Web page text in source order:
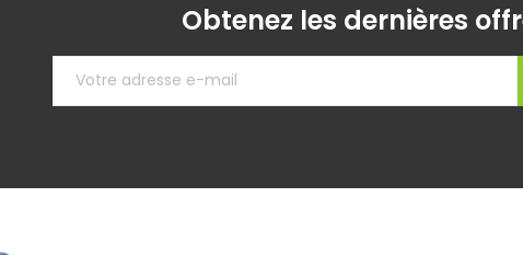
Obtenez les dernières